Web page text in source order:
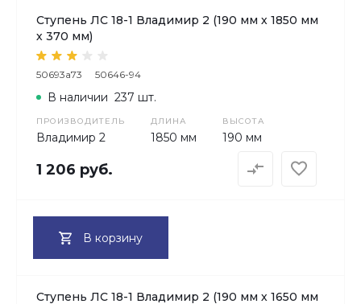
Ступень ЛС 18-1 Владимир 2 (190 мм х 1850 мм
х 370 мм)
50693a73 50646-94
ПРОИЗВОДИТЕЛЬ
Владимир 2
ДЛИНА
1850 мм
ВЫСОТА
190 мм
В наличии 237 шт.
1 206 руб.
В корзину
Ступень ЛС 18-1 Владимир 2 (190 мм х 1650 мм